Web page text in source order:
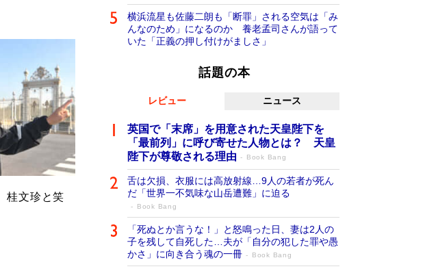
桂文珍と笑
横浜流星も佐藤二朗も「断罪」される空気は「み
んなのため」になるのか 養老孟司さんが語って
いた「正義の押し付けがましさ」
話題の本
レビュー ニュース
英国で「末席」を用意された天皇陛下を
「最前列」に呼び寄せた人物とは？ 天皇
陛下が尊敬される理由
Book Bang
舌は欠損、衣服には高放射線…9人の若者が死ん
だ「世界一不気味な山岳遭難」に迫る
Book Bang
「死ぬとか言うな！」と怒鳴った日、妻は2人の
子を残して自死した…夫が「自分の犯した罪や愚
かさ」に向き合う魂の一冊
Book Bang